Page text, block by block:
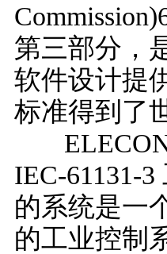
第三部分，
软件设计提
标准得到了
ELECON-
IEC-61131-
的系统是一
的工业控制